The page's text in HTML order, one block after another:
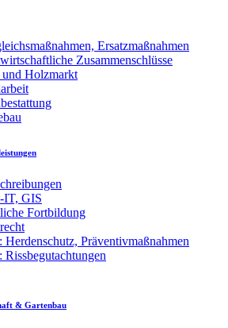
Ersatzmaßnahmen
Zusammenschlüsse
Holzmarkt
IT, GIS
Fortbildung
Herdenschutz, Präventivmaßnahmen
Rissbegutachtungen
& Gartenbau